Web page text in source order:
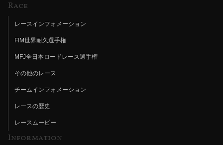
Race
レースインフォメーション
FIM世界耐久選手権
MFJ全日本ロードレース選手権
その他のレース
チームインフォメーション
レースの歴史
レースムービー
Information